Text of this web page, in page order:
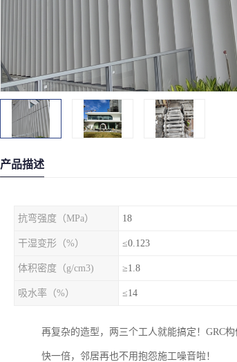
产品描述
抗弯强度（MPa） 18
干湿变形（%） ≤0.123
体积密度（g/cm3) ≥1.8
吸水率（%） ≤14
再复杂的造型，两三个工人就能搞定！GRC
快一倍，邻居再也不用抱怨施工噪音啦！